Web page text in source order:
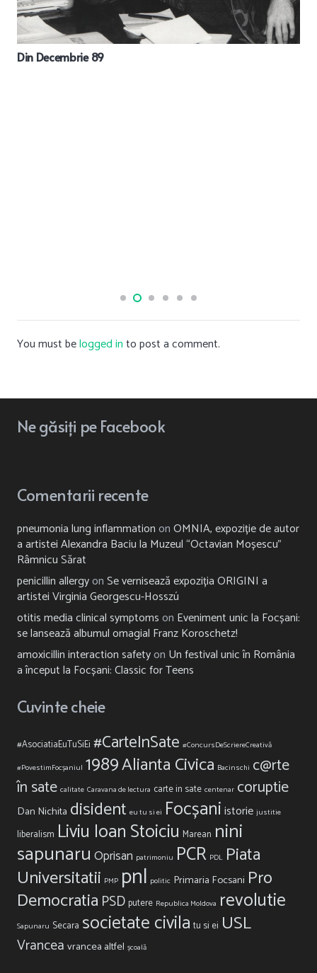
Din Decembrie 89
You must belogged into post a comment.
Negăsiți pe Facebook
Comentarii recente
pneumonia lung inflammationonOMNIA, expoziție de autor
a artistei Alexandra Baciu la Muzeul “Octavian Moșescu”
Râmnicu Sărat
penicillin allergyonSe vernisează expoziția ORIGINI a
artistei Virginia Georgescu-Hosszú
otitis media clinical symptomson Eveniment unic la Focșani:
se lansează albumul omagial Franz Koroschetz!
amoxicillin interaction safetyon Un festival unic în România
a început la Focșani: Classic for Teens
Cuvinte cheie
#AsociatiaEuTuSiEi #CarteInSate #ConcursDeScriereCreativă
#PovestimFocșaniul 1989Alianta Civica Bacinschi c@rte
în sate calitate Caravana de lectura carte in sate centenar coruptie
Dan Nichita disident eu tu si ei Focșaniistorie justitie
liberalism Liviu Ioan Stoiciu Marean nini
sapunaru Oprisan patrimoniu PCR PDL Piata
Universitatii PMP pnl politic Primaria Focsani Pro
Democratia PSD putere Republica Moldova revolutie
Sapunaru Secara societate civila tu si ei USL
Vrancea vrancea altfel școală